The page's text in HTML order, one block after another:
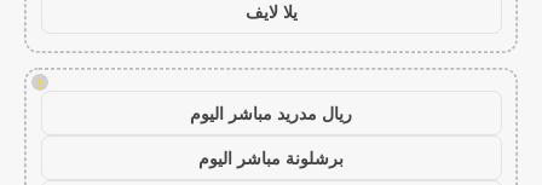
يلا لايف
!
ريال مدريد مباشر اليوم
برشلونة مباشر اليوم